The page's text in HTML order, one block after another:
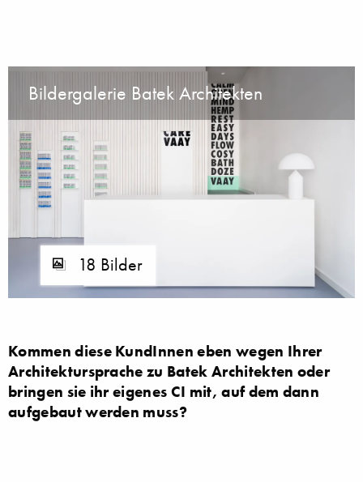
Bildergalerie Batek Architekten
18 Bilder
Kommen diese KundInnen eben wegen Ihrer
Architektursprache zu Batek Architekten oder
bringen sie ihr eigenes CI mit, auf dem dann
aufgebaut werden muss?